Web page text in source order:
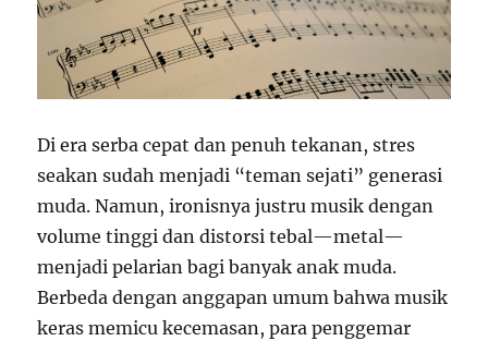
Di era serba cepat dan penuh tekanan, stres
seakan sudah menjadi “teman sejati” generasi
muda. Namun, ironisnya justru musik dengan
volume tinggi dan distorsi tebal—metal—
menjadi pelarian bagi banyak anak muda.
Berbeda dengan anggapan umum bahwa musik
keras memicu kecemasan, para penggemar